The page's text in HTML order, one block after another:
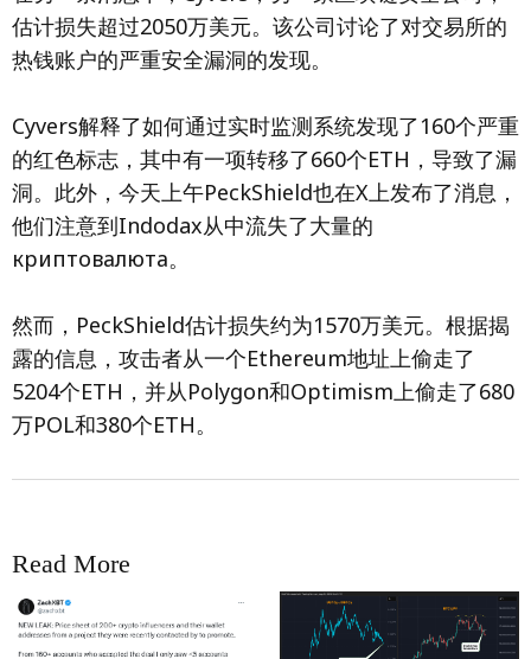
估计损失超过2050万美元。该公司讨论了对交易所的
热钱账户的严重安全漏洞的发现。
Cyvers解释了如何通过实时监测系统发现了160个严重
的红色标志，其中有一项转移了660个ETH，导致了漏
洞。此外，今天上午PeckShield也在X上发布了消息，
他们注意到Indodax从中流失了大量的
криптовалюта。
然而，PeckShield估计损失约为1570万美元。根据揭
露的信息，攻击者从一个Ethereum地址上偷走了
5204个ETH，并从Polygon和Optimism上偷走了680
万POL和380个ETH。
Read More